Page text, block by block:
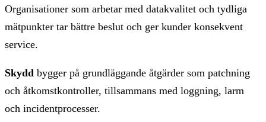
Organisationer som arbetar med datakvalitet och tydliga
mätpunkter tar bättre beslut och ger kunder konsekvent
service.
Skydd bygger på grundläggande åtgärder som patchning
och åtkomstkontroller, tillsammans med loggning, larm
och incidentprocesser.